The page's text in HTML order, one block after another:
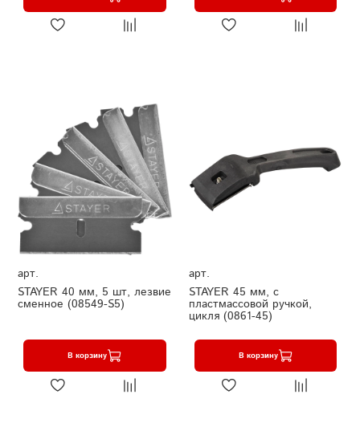
арт.
STAYER 40 мм, 5 шт, лезвие
сменное (08549-S5)
В корзину
арт.
STAYER 45 мм, с
пластмассовой ручкой,
цикля (0861-45)
В корзину